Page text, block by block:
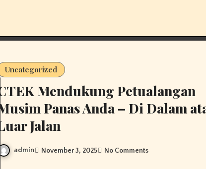
Uncategorized
CTEK Mendukung Petualangan
Musim Panas Anda – Di Dalam
Luar Jalan
admin November 3, 2025 No Comments